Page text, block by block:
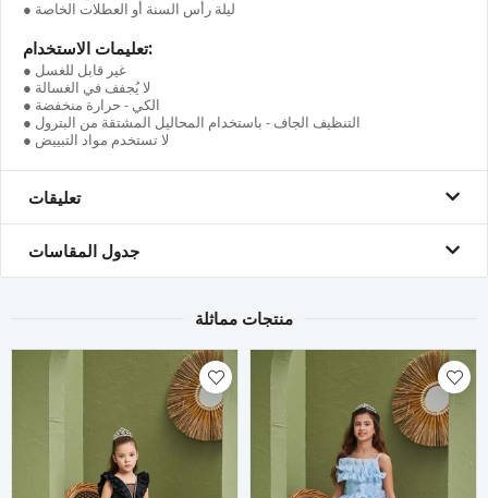
● ليلة رأس السنة أو العطلات الخاصة
تعليمات الاستخدام:
● غير قابل للغسل
● لا يُجفف في الغسالة
● الكي - حرارة منخفضة
● التنظيف الجاف - باستخدام المحاليل المشتقة من البترول
● لا تستخدم مواد التبييض
تعليقات
جدول المقاسات
منتجات مماثلة